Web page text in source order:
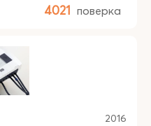
4021 поверка
2016